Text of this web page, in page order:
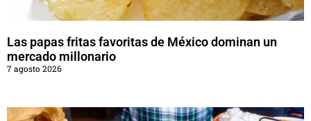
Las papas fritas favoritas de México dominan un
mercado millonario
7 agosto 2026